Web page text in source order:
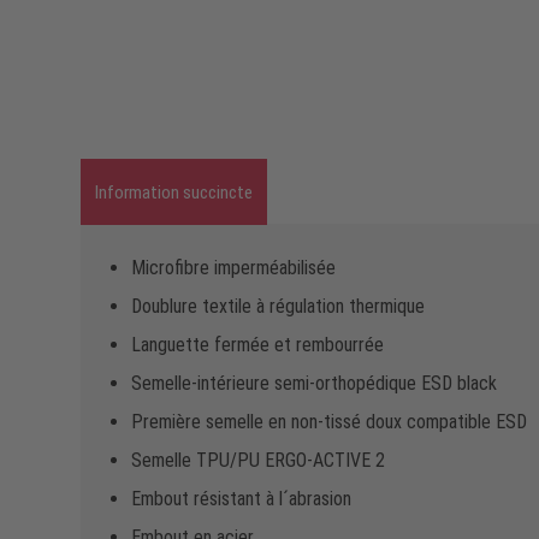
Information succincte
Microfibre imperméabilisée
Doublure textile à régulation thermique
Languette fermée et rembourrée
Semelle-intérieure semi-orthopédique ESD black
Première semelle en non-tissé doux compatible ESD
Semelle TPU/PU ERGO-ACTIVE 2
Embout résistant à l´abrasion